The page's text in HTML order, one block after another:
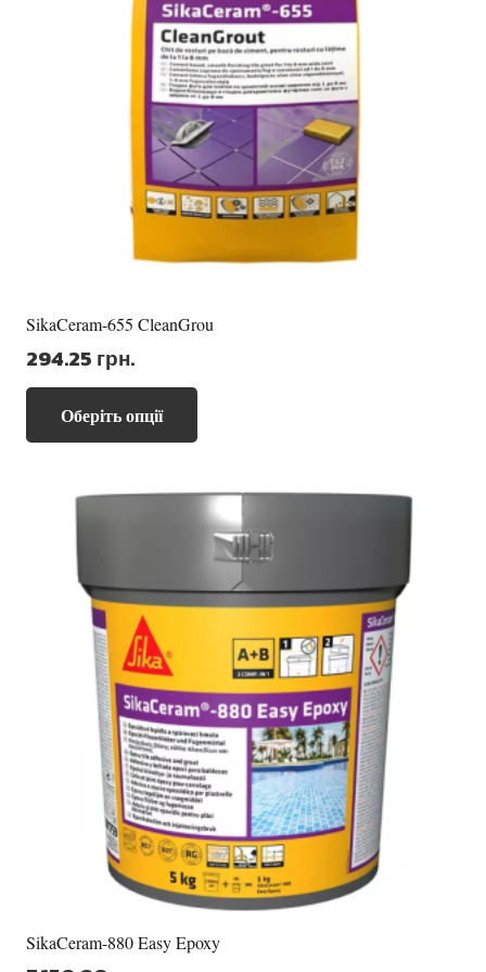
SikaCeram-655 CleanGrou
294.25 грн.
Оберіть опції
Параметри
можна
вибрати
сторінці
товару
SikaCeram-880 Easy Epoxy